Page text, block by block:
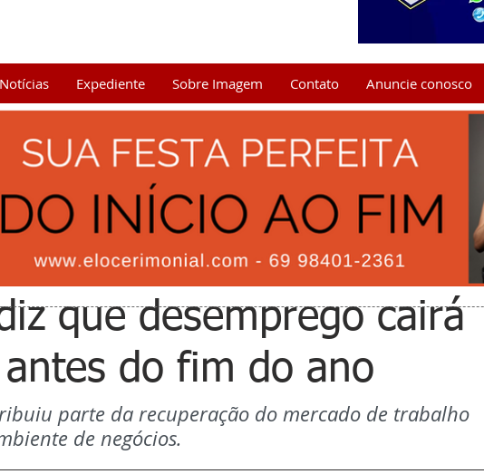
Expediente Sobre Imagem Contato Anuncie conosco
que desemprego cairá
do fim do ano
parte da recuperação do mercado de trabalho
de negócios.